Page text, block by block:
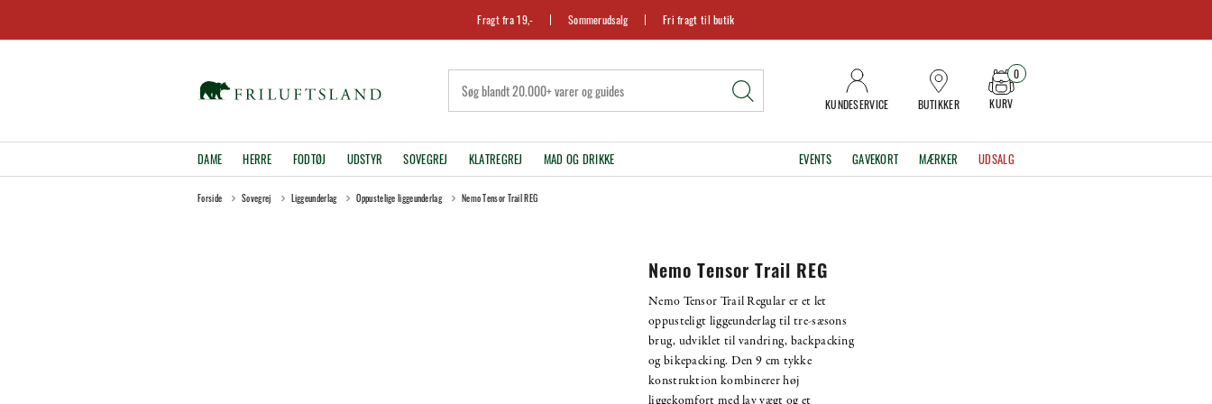
Fragt fra 19,- Sommerudsalg Fri fragt til butik
KUNDESERVICE BUTIKKER KURV
0
DAME HERRE FODTØJ UDSTYR SOVEGREJ KLATREGREJ MAD OG DRIKKE EVENTS GAVEKORT MÆRKER UDSALG
Forside Sovegrej Liggeunderlag Oppustelige liggeunderlag Nemo Tensor Trail REG
Nemo Tensor Trail REG
Nemo Tensor Trail Regular er et let
oppusteligt liggeunderlag til tre-sæsons
brug, udviklet til vandring, backpacking
og bikepacking. Den 9 cm tykke
konstruktion kombinerer høj